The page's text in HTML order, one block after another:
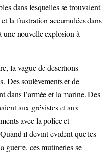
dans lesquelles se trouvaient
la frustration accumulées dans
une nouvelle explosion à
la vague de désertions
Des soulèvements et de
dans l’armée et la marine. Des
aux grévistes et aux
avec la police et
il devint évident que les
guerre, ces mutineries se